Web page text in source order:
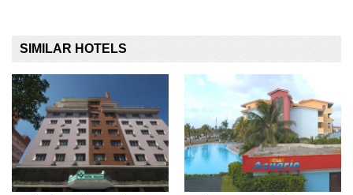
SIMILAR HOTELS